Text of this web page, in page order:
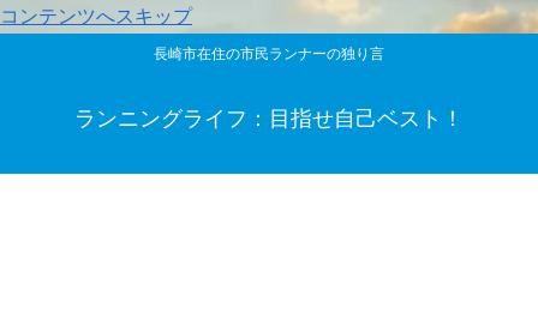
コンテンツへスキップ
長崎市在住の市民ランナーの独り言
ランニングライフ：目指せ自己ベスト！